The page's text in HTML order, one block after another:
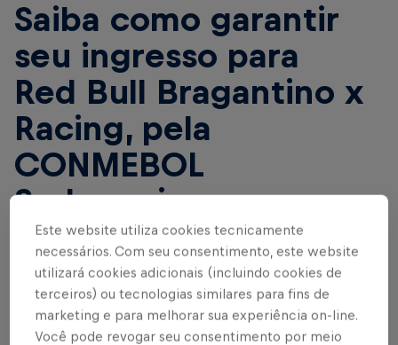
Saiba como garantir
seu ingresso para
Red Bull Bragantino x
Racing, pela
CONMEBOL
Sudamericana
Escrito por Red Bull Bragantino
4 min de leitura
Published on03.05.2024 · 10:48 UTC
Este website utiliza cookies tecnicamente
necessários. Com seu consentimento, este website
utilizará cookies adicionais (incluindo cookies de
terceiros) ou tecnologias similares para fins de
marketing e para melhorar sua experiência on-line.
Você pode revogar seu consentimento por meio